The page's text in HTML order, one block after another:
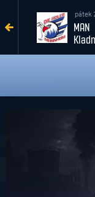
pátek
MAN